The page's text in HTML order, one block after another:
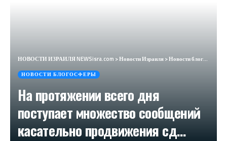
НОВОСТИ ИЗРАИЛЯ NEWSisra.com >Новости Израиля>Новости блогосферы
НОВОСТИ БЛОГОСФЕРЫ
На протяжении всего дня
поступает множество сообщений
касательно продвижения сд…